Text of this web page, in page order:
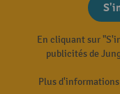
En cliquant sur
publicités de
Plus